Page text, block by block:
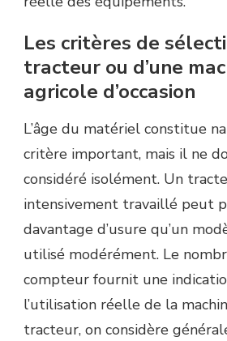
Les critères de
tracteur ou d’une
agricole d’occasion
L’âge du matériel constitue
critère important, mais il ne
considéré isolément. Un
intensivement travaillé peut
davantage d’usure qu’un
utilisé modérément. Le
compteur fournit une
l’utilisation réelle de la
tracteur, on considère